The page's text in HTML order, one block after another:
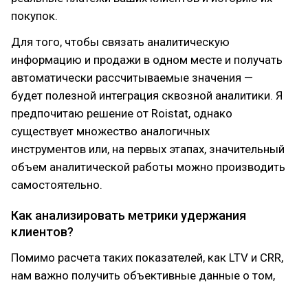
покупок.
Для того, чтобы связать аналитическую
информацию и продажи в одном месте и получать
автоматически рассчитываемые значения —
будет полезной интеграция сквозной аналитики. Я
предпочитаю решение от Roistat, однако
существует множество аналогичных
инструментов или, на первых этапах, значительный
объем аналитической работы можно производить
самостоятельно.
Как анализировать метрики удержания
клиентов?
Помимо расчета таких показателей, как LTV и CRR,
нам важно получить объективные данные о том,